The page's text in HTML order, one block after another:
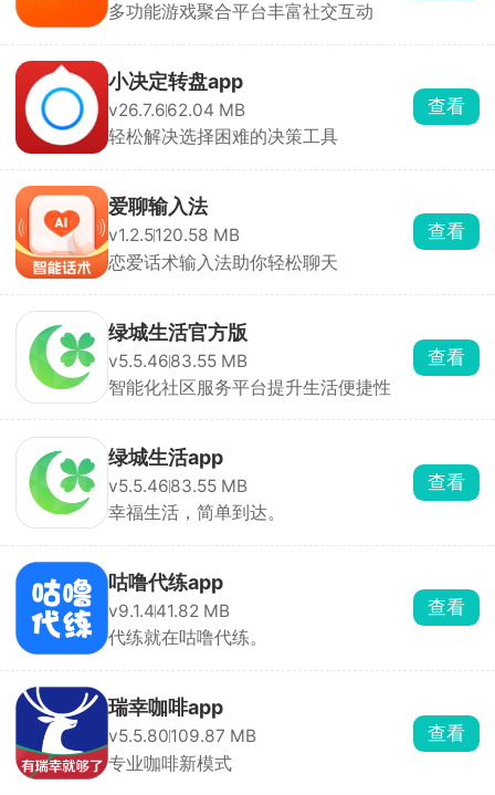
多功能游戏聚合平台丰富社交互动
小决定转盘app
v26.7.662.04 MB
轻松解决选择困难的决策工具
查看
爱聊输入法
v1.2.5120.58 MB
恋爱话术输入法助你轻松聊天
查看
绿城生活官方版
v5.5.4683.55 MB
智能化社区服务平台提升生活便捷性
查看
绿城生活app
v5.5.4683.55 MB
幸福生活，简单到达。
查看
咕噜代练app
v9.1.441.82 MB
代练就在咕噜代练。
查看
瑞幸咖啡app
v5.5.80109.87 MB
专业咖啡新模式
查看